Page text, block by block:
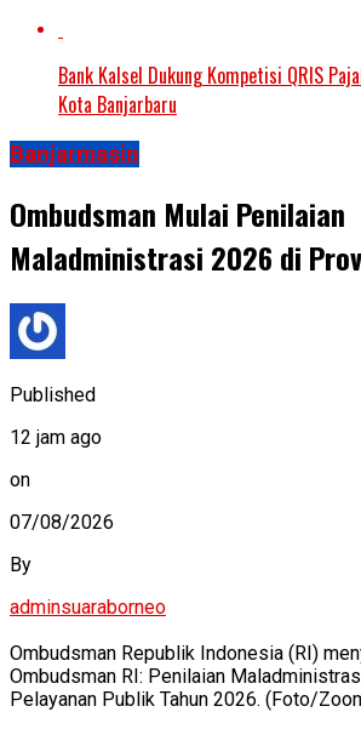
Bank Kalsel Dukung Kompetisi QRIS
Kota Banjarbaru
Banjarmasin
Ombudsman Mulai Penilaian
Maladministrasi 2026 di
Published
12 jam ago
on
07/08/2026
By
adminsuaraborneo
Ombudsman Republik Indonesia (RI)
Ombudsman RI: Penilaian
Pelayanan Publik Tahun 2026. (Foto/